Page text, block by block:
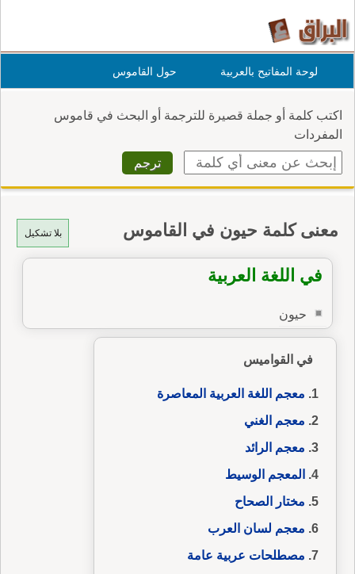
لوحة المفاتيح بالعربية حول القاموس
اكتب كلمة أو جملة قصيرة للترجمة أو البحث في قاموس
المفردات
بلا تشكيل معنى كلمة حيون في القاموس
في اللغة العربية
حيون
في القواميس
معجم اللغة العربية المعاصرة
معجم الغني
معجم الرائد
المعجم الوسيط
مختار الصحاح
معجم لسان العرب
مصطلحات عربية عامة